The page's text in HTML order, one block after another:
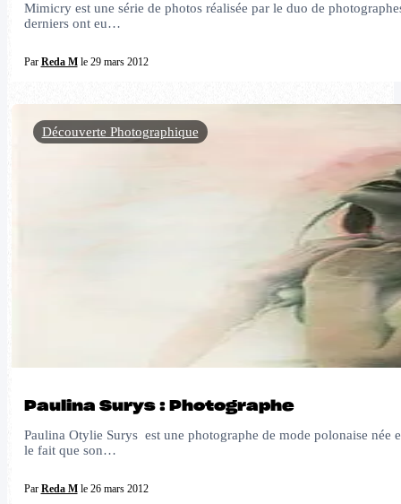
Mimicry est une série de photos réalisée par le duo de
derniers ont eu…
Par Reda Mle 29 mars 2012
Paulina Surys : Photographe
Paulina Otylie Surys est une photographe de mode polonaise née
le fait que son…
Par Reda Mle 26 mars 2012
Découverte Photographique